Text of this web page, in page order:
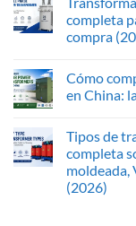
completa
compra
Cómo
en China:
Tipos de
completa
moldeada,
(2026)